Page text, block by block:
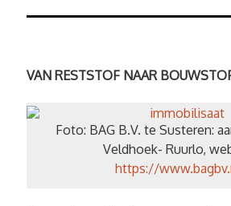
VAN RESTSTOF NAAR
Foto: BAG B.V. te Susteren:
Veldhoek- Ruurlo,
https://